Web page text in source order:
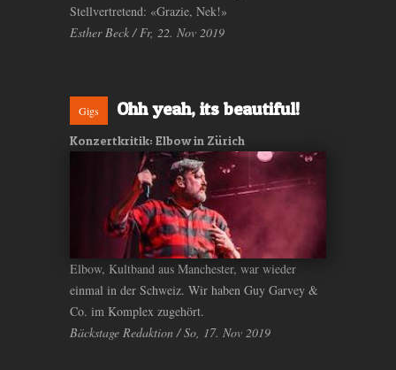
Stellvertretend: «Grazie, Nek!»
Esther Beck / Fr, 22. Nov 2019
Gigs Ohh yeah, its beautiful!
Konzertkritik: Elbow in Zürich
Elbow, Kultband aus Manchester, war wieder
einmal in der Schweiz. Wir haben Guy Garvey &
Co. im Komplex zugehört.
Bäckstage Redaktion / So, 17. Nov 2019